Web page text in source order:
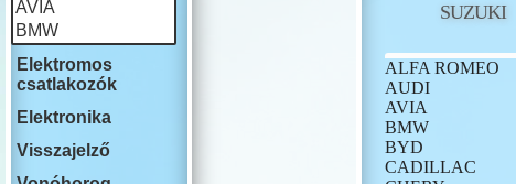
SUZUKI
ALFA ROMEO
AUDI
AVIA
BMW
BYD
CADILLAC
Elektromos
csatlakozók
Elektronika
Visszajelző